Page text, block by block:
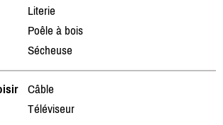
Literie
Poêle à bois
Sécheuse
Câble
Téléviseur